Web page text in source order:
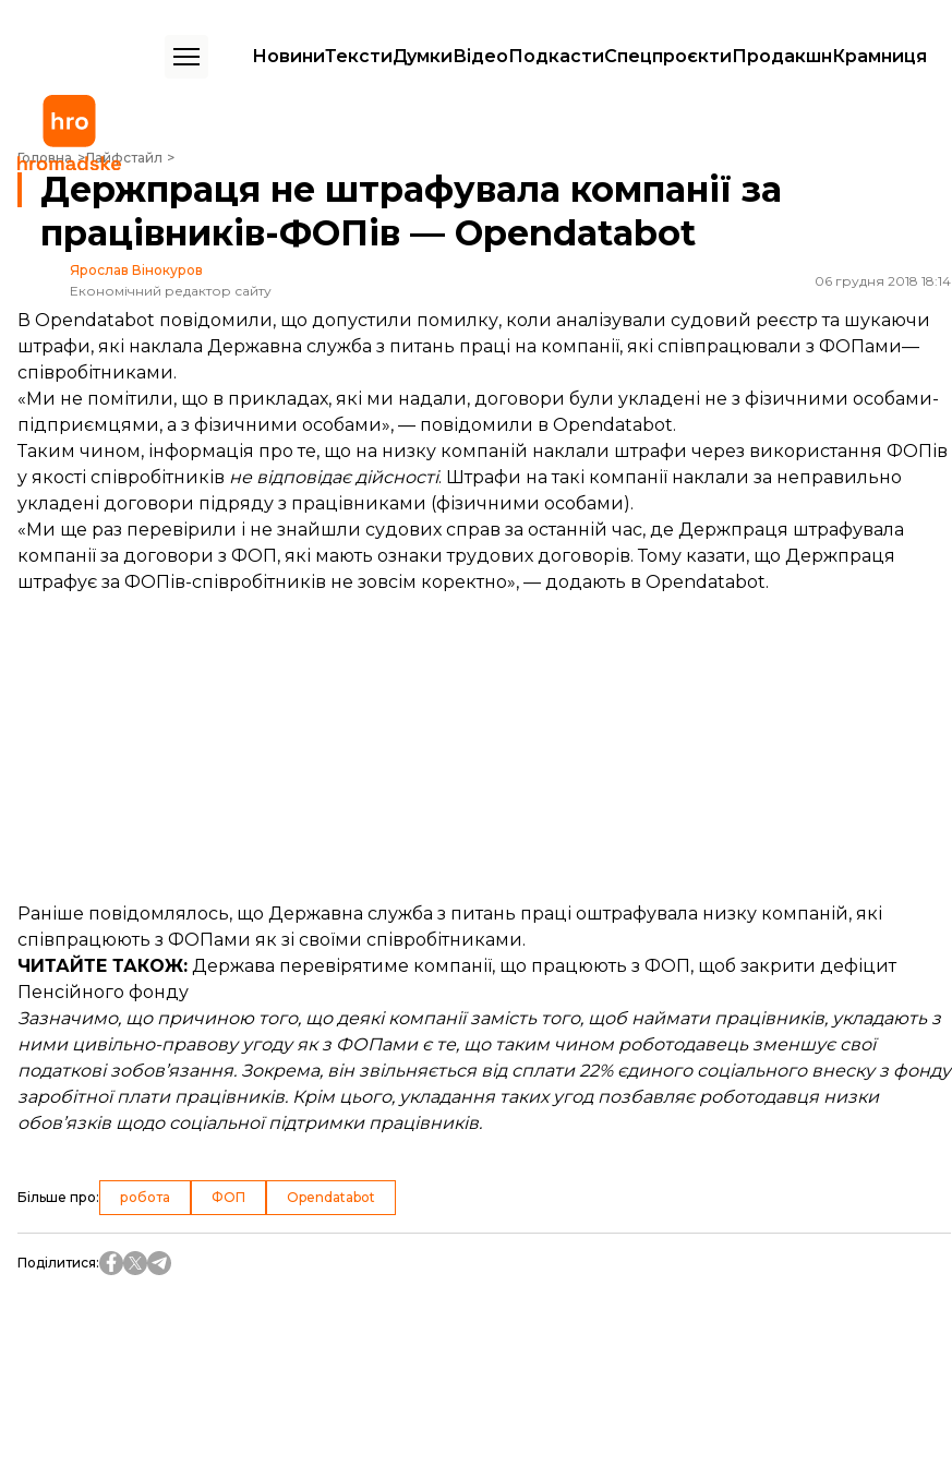
НовиниТекстиДумкиВідеоПодкастиСпецпроєктиПродакшнКрамниця
Головна Лайфстайл
Держпраця не штрафувала компанії за працівників-ФОПів — Opendatabot
Держпраця не штрафувала компанії за
працівників-ФОПів — Opendatabot
Ярослав Вінокуров
Економічний редактор сайту
06 грудня 2018 18:14
В Opendatabot повідомили, що допустили помилку, коли аналізували судовий реєстр та шукаючи
штрафи, які наклала Державна служба з питань праці на компанії, які співпрацювали з ФОПами—
співробітниками.
«Ми не помітили, що в прикладах, які ми надали, договори були укладені не з фізичними особами-
підприємцями, а з фізичними особами», — повідомили в Opendatabot.
Таким чином, інформація про те, що на низку компаній наклали штрафи через використання ФОПів
у якості співробітників не відповідає дійсності. Штрафи на такі компанії наклали за неправильно
укладені договори підряду з працівниками (фізичними особами).
«Ми ще раз перевірили і не знайшли судових справ за останній час, де Держпраця штрафувала
компанії за договори з ФОП, які мають ознаки трудових договорів. Тому казати, що Держпраця
штрафує за ФОПів-співробітників не зовсім коректно», — додають в Opendatabot.
Раніше повідомлялось, що Державна служба з питань праці оштрафувала низку компаній, які
співпрацюють з ФОПами як зі своїми співробітниками.
ЧИТАЙТЕ ТАКОЖ: Держава перевірятиме компанії, що працюють з ФОП, щоб закрити дефіцит
Пенсійного фонду
Зазначимо, що причиною того, що деякі компанії замість того, щоб наймати працівників, укладають з
ними цивільно-правову угоду як з ФОПами є те, що таким чином роботодавець зменшує свої
податкові зобов’язання. Зокрема, він звільняється від сплати 22% єдиного соціального внеску з фонду
заробітної плати працівників. Крім цього, укладання таких угод позбавляє роботодавця низки
обов’язків щодо соціальної підтримки працівників.
Більше про: робота ФОП Opendatabot
Поділитися: